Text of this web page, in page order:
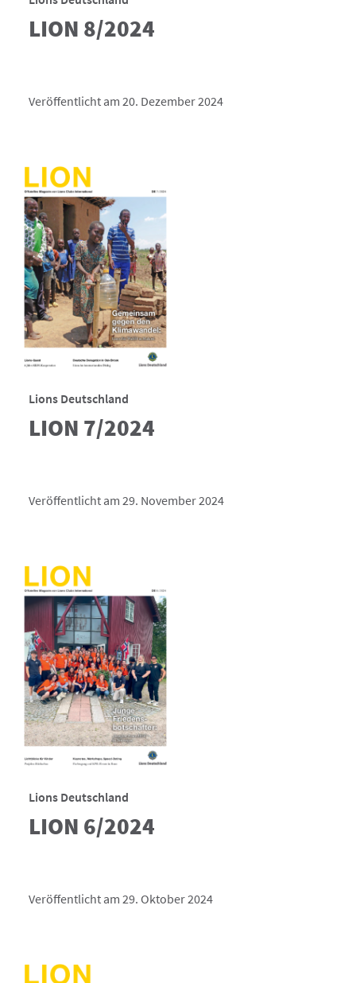
LION 8/2024
Veröffentlicht am 20. Dezember 2024
Lions Deutschland
LION 7/2024
Veröffentlicht am 29. November 2024
Lions Deutschland
LION 6/2024
Veröffentlicht am 29. Oktober 2024